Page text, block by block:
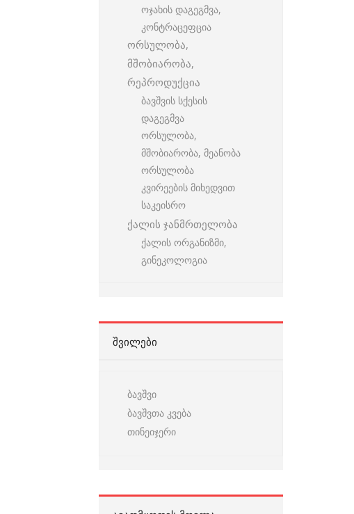
ოჯახის დაგეგმვა,
კონტრაცეფცია
ორსულობა,
მშობიარობა,
რეპროდუქცია
ბავშვის სქესის
დაგეგმვა
ორსულობა,
მშობიარობა, მეანობა
ორსულობა
კვირეების მიხედვით
საკეისრო
ქალის ჯანმრთელობა
ქალის ორგანიზმი,
გინეკოლოგია
ᲨᲕᲘᲚᲔᲑᲘ
ბავშვი
ბავშვთა კვება
თინეიჯერი